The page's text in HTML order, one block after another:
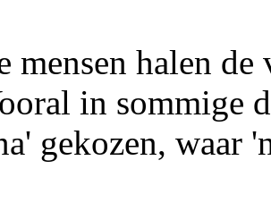
mensen halen
in sommige
gekozen, waar